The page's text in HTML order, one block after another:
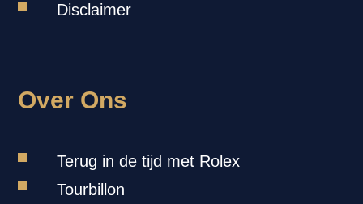
Disclaimer
Over Ons
Terug in de tijd met Rolex
Tourbillon